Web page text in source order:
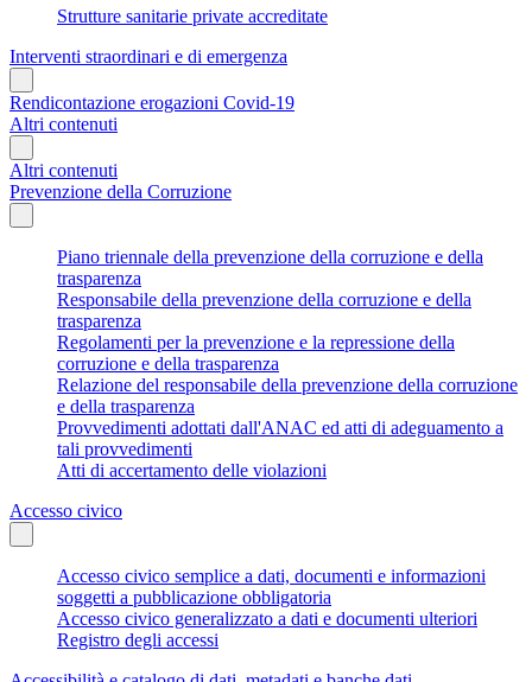
Strutture sanitarie private accreditate
Interventi straordinari e di emergenza
Rendicontazione erogazioni Covid-19
Altri contenuti
Altri contenuti
Prevenzione della Corruzione
Piano triennale della prevenzione della corruzione e della
trasparenza
Responsabile della prevenzione della corruzione e della
trasparenza
Regolamenti per la prevenzione e la repressione della
corruzione e della trasparenza
Relazione del responsabile della prevenzione della corruzione
e della trasparenza
Provvedimenti adottati dall'ANAC ed atti di adeguamento a
tali provvedimenti
Atti di accertamento delle violazioni
Accesso civico
Accesso civico semplice a dati, documenti e informazioni
soggetti a pubblicazione obbligatoria
Accesso civico generalizzato a dati e documenti ulteriori
Registro degli accessi